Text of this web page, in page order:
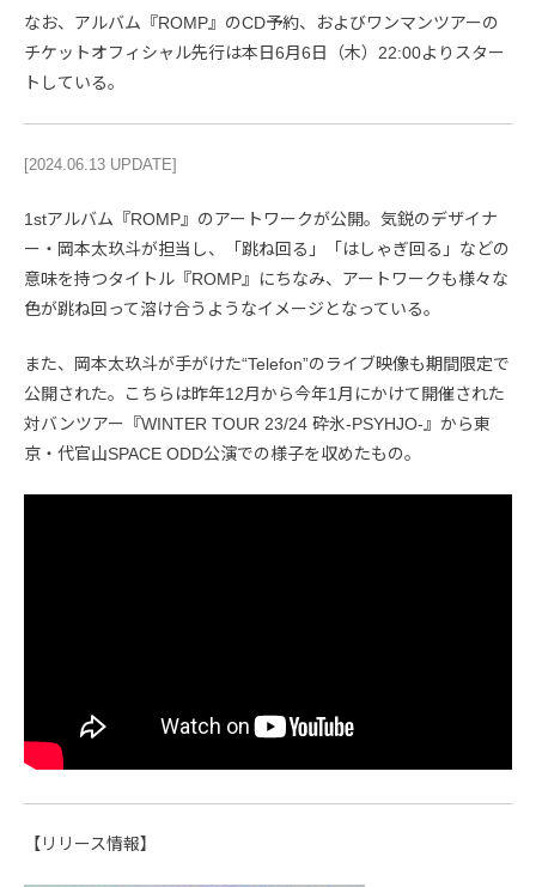
なお、アルバム『ROMP』のCD予約、およびワンマンツアーの
チケットオフィシャル先行は本日6月6日（木）22:00よりスター
トしている。
[2024.06.13 UPDATE]
1stアルバム『ROMP』のアートワークが公開。気鋭のデザイナ
ー・岡本太玖斗が担当し、「跳ね回る」「はしゃぎ回る」などの
意味を持つタイトル『ROMP』にちなみ、アートワークも様々な
色が跳ね回って溶け合うようなイメージとなっている。
また、岡本太玖斗が手がけた“Telefon”のライブ映像も期間限定で
公開された。こちらは昨年12月から今年1月にかけて開催された
対バンツアー『WINTER TOUR 23/24 砕氷-PSYHJO-』から東
京・代官山SPACE ODD公演での様子を収めたもの。
【リリース情報】